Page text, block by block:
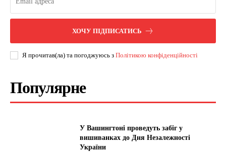
ХОЧУ ПІДПИСАТИСЬ
Я прочитав(ла) та погоджуюсь з Політикою конфіденційності
Популярне
У Вашингтоні проведуть забіг у
вишиванках до Дня Незалежності
України